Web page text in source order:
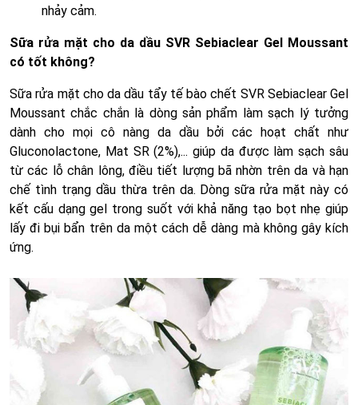
nhảy cảm.
Sữa rửa mặt cho da dầu SVR Sebiaclear Gel Moussant
có tốt không?
Sữa rửa mặt cho da dầu tẩy tế bào chết SVR Sebiaclear Gel
Moussant chắc chắn là dòng sản phẩm làm sạch lý tưởng
dành cho mọi cô nàng da dầu bởi các hoạt chất như
Gluconolactone, Mat SR (2%),... giúp da được làm sạch sâu
từ các lỗ chân lông, điều tiết lượng bã nhờn trên da và hạn
chế tình trạng dầu thừa trên da. Dòng sữa rửa mặt này có
kết cấu dạng gel trong suốt với khả năng tạo bọt nhẹ giúp
lấy đi bụi bẩn trên da một cách dễ dàng mà không gây kích
ứng.